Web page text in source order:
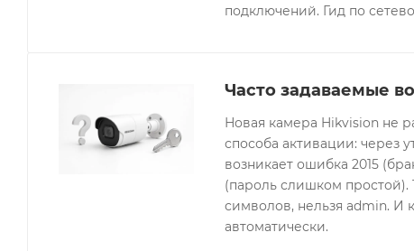
подключений. Гид по
Часто задаваемые
Новая камера Hikvision не
способа активации: через
возникает ошибка 2015
(пароль слишком простой).
символов, нельзя admin. И
автоматически.